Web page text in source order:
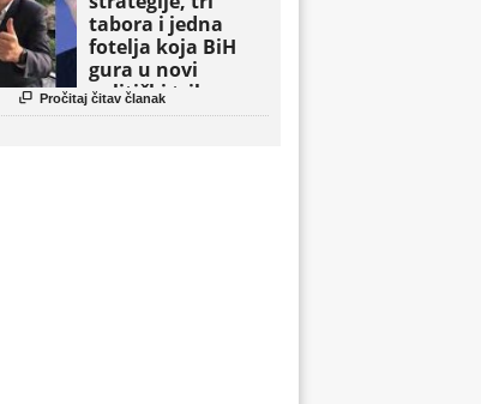
tabora i jedna
fotelja koja BiH
gura u novi
politički triler
 Pročitaj čitav članak